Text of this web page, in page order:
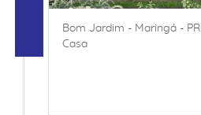
Bom Jardim - Maringá - PR
Casa